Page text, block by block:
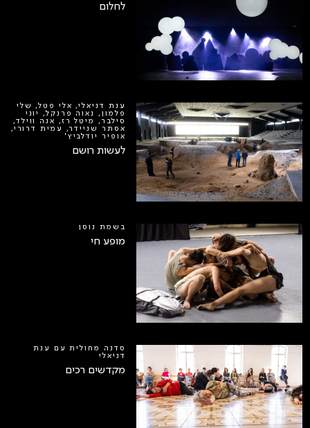
לחלום
ענת דניאלי, אלי פטל, שלי
פלמון, נאוה פרנקל, יוני
סילבר, מיטל רז, אנה ווילד,
אסתר שניידר, עמית דרורי,
אופיר יודלביץ'
לעשות רושם
בשמת נוסן
מופע חי
סדנה מחולית עם ענת
דניאלי
מקדשים רכים